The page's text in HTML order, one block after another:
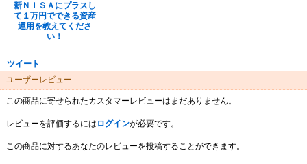
新ＮＩＳＡにプラスし
て１万円でできる資産
運用を教えてくださ
い！
ツイート
ユーザーレビュー
この商品に寄せられたカスタマーレビューはまだありません。
レビューを評価するには ログインが必要です。
この商品に対するあなたのレビューを投稿することができます。